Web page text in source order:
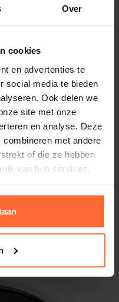
Over
cookies
en advertenties te
social media te bieden
Ook delen we
site met onze
en analyse. Deze
met andere
of die ze hebben
van hun services.